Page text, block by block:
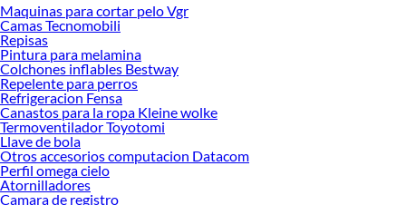
Desde remodelaciones hasta proyectos de decoración, estamos aquí para hacer
tus ideas realidad. ¡Visítanos y encuentra todo lo que tenemos para ofrecerte en
Preparación y reparación superficies!
Explora la variedad de productos de Preparación y reparación
superficies en Sodimac
Herramientas, materiales y accesorios de calidad para tus proyectos y
renovación de espacios. ¡Visítanos y descubre todo lo que tenemos para
ofrecerte!
Encuentra una amplia variedad de productos de Preparación y reparación
superficies en Sodimac. Encuentra todo lo necesario para tus proyectos de
Maquinas para cortar pelo Vgr
Camas Tecnomobili
Repisas
Pintura para melamina
Colchones inflables Bestway
Repelente para perros
Refrigeracion Fensa
Canastos para la ropa Kleine wolke
Termoventilador Toyotomi
Llave de bola
Otros accesorios computacion Datacom
Perfil omega cielo
Atornilladores
Camara de registro